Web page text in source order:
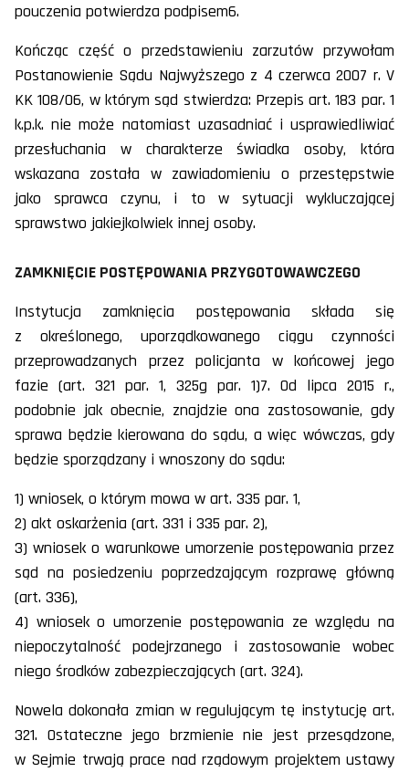
pouczenia potwierdza podpisem6.
Kończąc część o przedstawieniu zarzutów przywołam
Postanowienie Sądu Najwyższego z 4 czerwca 2007 r. V
KK 108/06, w którym sąd stwierdza: Przepis art. 183 par. 1
k.p.k. nie może natomiast uzasadniać i usprawiedliwiać
przesłuchania w charakterze świadka osoby, która
wskazana została w zawiadomieniu o przestępstwie
jako sprawca czynu, i to w sytuacji wykluczającej
sprawstwo jakiejkolwiek innej osoby.
ZAMKNIĘCIE POSTĘPOWANIA PRZYGOTOWAWCZEGO
Instytucja zamknięcia postępowania składa się
z określonego, uporządkowanego ciągu czynności
przeprowadzanych przez policjanta w końcowej jego
fazie (art. 321 par. 1, 325g par. 1)7. Od lipca 2015 r.,
podobnie jak obecnie, znajdzie ona zastosowanie, gdy
sprawa będzie kierowana do sądu, a więc wówczas, gdy
będzie sporządzany i wnoszony do sądu:
1) wniosek, o którym mowa w art. 335 par. 1,
2) akt oskarżenia (art. 331 i 335 par. 2),
3) wniosek o warunkowe umorzenie postępowania przez
sąd na posiedzeniu poprzedzającym rozprawę główną
(art. 336),
4) wniosek o umorzenie postępowania ze względu na
niepoczytalność podejrzanego i zastosowanie wobec
niego środków zabezpieczających (art. 324).
Nowela dokonała zmian w regulującym tę instytucję art.
321. Ostateczne jego brzmienie nie jest przesądzone,
w Sejmie trwają prace nad rządowym projektem ustawy